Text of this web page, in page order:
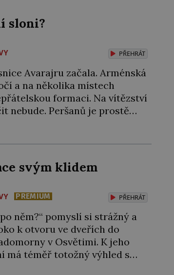
sloni?
PŘEHRÁT
Avarajru začala. Arménská
a na několika místech
formaci. Na vítězství
nebude. Peršanů je prostě
první země na světě přijala
za státní náboženství. Stalo se
během vlády arménského
svým klidem
PREMIUM PŘEHRÁT
něm?“ pomyslí si strážný a
k otvoru ve dveřích do
v Osvětimi. K jeho
má téměř totožný výhled s